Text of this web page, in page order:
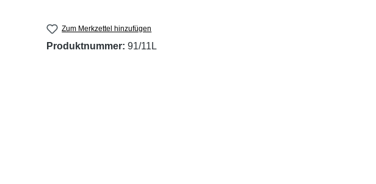
Zum Merkzettel hinzufügen
Produktnummer: 91/11L